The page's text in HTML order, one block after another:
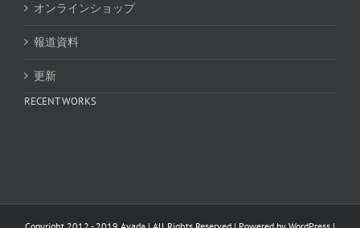
オンラインショップ
報道資料
更新
RECENT WORKS